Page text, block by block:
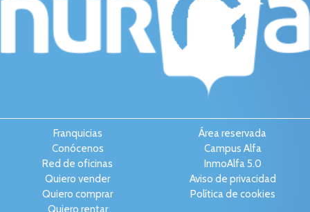
Franquicias
Conócenos
Red de oficinas
Quiero vender
Quiero comprar
Quiero rentar
Área reservada
Campus Alfa
InmoAlfa 5.0
Aviso de privacidad
Política de cookies